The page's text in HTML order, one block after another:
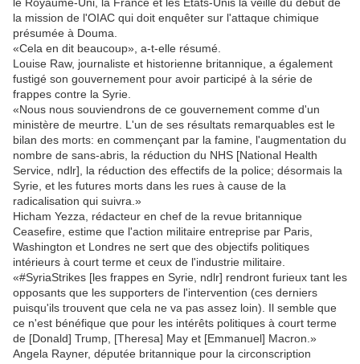
la mission de l'OIAC qui doit enquêter sur l'attaque chimique
présumée à Douma.
«Cela en dit beaucoup», a-t-elle résumé.
​Louise Raw, journaliste et historienne britannique, a également
fustigé son gouvernement pour avoir participé à la série de
frappes contre la Syrie.
«Nous nous souviendrons de ce gouvernement comme d'un
ministère de meurtre. L'un de ses résultats remarquables est le
bilan des morts: en commençant par la famine, l'augmentation du
nombre de sans-abris, la réduction du NHS [National Health
Service, ndlr], la réduction des effectifs de la police; désormais la
Syrie, et les futures morts dans les rues à cause de la
radicalisation qui suivra.»
​Hicham Yezza, rédacteur en chef de la revue britannique
Ceasefire, estime que l'action militaire entreprise par Paris,
Washington et Londres ne sert que des objectifs politiques
intérieurs à court terme et ceux de l'industrie militaire.
«#SyriaStrikes [les frappes en Syrie, ndlr] rendront furieux tant les
opposants que les supporters de l'intervention (ces derniers
puisqu'ils trouvent que cela ne va pas assez loin). Il semble que
ce n'est bénéfique que pour les intérêts politiques à court terme
de [Donald] Trump, [Theresa] May et [Emmanuel] Macron.»​
​Angela Rayner, députée britannique pour la circonscription